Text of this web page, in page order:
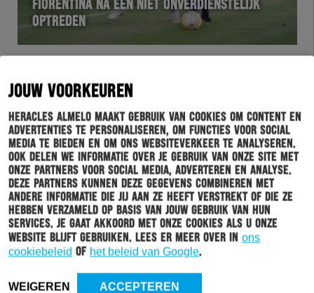
JOUW VOORKEUREN
Heracles Almelo maakt gebruik van cookies om content en
advertenties te personaliseren, om functies voor social
media te bieden en om ons websiteverkeer te analyseren.
Ook delen we informatie over je gebruik van onze site met
onze partners voor social media, adverteren en analyse.
Deze partners kunnen deze gegevens combineren met
andere informatie die jij aan ze heeft verstrekt of die ze
hebben verzameld op basis van jouw gebruik van hun
services. Je gaat akkoord met onze cookies als u onze
website blijft gebruiken. Lees er meer over in ons
cookiebeleid of het beleid van Google.
WEIGEREN ACCEPTEREN
FIORENTINA NA EEN NIET ONVERDIENSTELIJK
OPTREDEN
WEDSTRIJD 01-08-2018
HERACLES ALMELO – JONG ROSENBORG BK IN
BEELD